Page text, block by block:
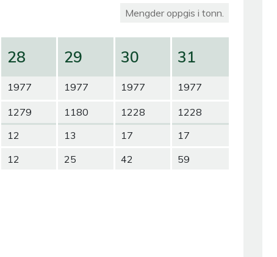
Mengder oppgis i tonn.
28
1977
1279
12
12
29
1977
1180
13
25
30
1977
1228
17
42
31
1977
1228
17
59